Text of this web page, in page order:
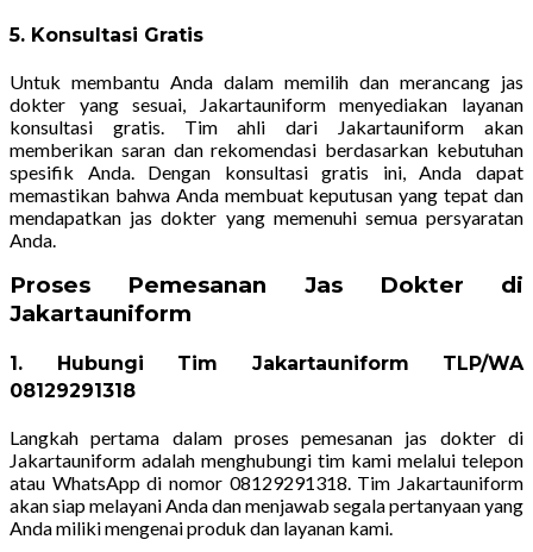
5. Konsultasi Gratis
Untuk membantu Anda dalam memilih dan merancang jas
dokter yang sesuai, Jakartauniform menyediakan layanan
konsultasi gratis. Tim ahli dari Jakartauniform akan
memberikan saran dan rekomendasi berdasarkan kebutuhan
spesifik Anda. Dengan konsultasi gratis ini, Anda dapat
memastikan bahwa Anda membuat keputusan yang tepat dan
mendapatkan jas dokter yang memenuhi semua persyaratan
Anda.
Proses Pemesanan Jas Dokter di
Jakartauniform
1. Hubungi Tim Jakartauniform TLP/WA
08129291318
Langkah pertama dalam proses pemesanan jas dokter di
Jakartauniform adalah menghubungi tim kami melalui telepon
atau WhatsApp di nomor 08129291318. Tim Jakartauniform
akan siap melayani Anda dan menjawab segala pertanyaan yang
Anda miliki mengenai produk dan layanan kami.